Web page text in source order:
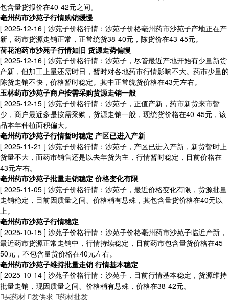
包含量货报价在40-42元之间。
亳州药市沙苑子行情购销缓慢
[ 2025-12-16 ] 沙苑子价格行情：沙苑子价格亳州药市沙苑子产地正在产
新，药市货源走销正常，正常统货38-40元，陈货价在43-45元。
荷花池药市沙苑子行情如旧 货源走势偏慢
[ 2025-12-16 ] 沙苑子价格行情：沙苑子，尽管最近产地开始有少量新货
产新，但加工上量还需时日，暂时对各地药市行情影响不大。药市少量的
陈货走销不快，价格暂时稳定。其中正常统货价格在43元左右。
玉林药市沙苑子商户按需采购货源走销一般
[ 2025-12-15 ] 沙苑子价格行情：沙苑子，正值产新，药市新货来市暂
少，商户最近多是按需采购，货源走销一般，现统货价格在40-45元，该
品本年种植面积偏大。
亳州药市沙苑子行情暂时稳定 产区已进入产新
[ 2025-11-21 ] 沙苑子价格行情：沙苑子，产区已进入产新，新货暂时上
货量不大，而药市销售还是以去年货为主，行情暂时稳定，目前价格在
43元左右。
亳州药市沙苑子批量走销稳定 价格变化有限
[ 2025-11-05 ] 沙苑子价格行情：沙苑子，最近价格变化有限，货源批量
走销稳定，目前因质量之间、价格稍有悬殊，其包含量货价格在40元以
上。
亳州药市沙苑子行情稳定
[ 2025-10-15 ] 沙苑子价格行情：沙苑子价格亳州药市沙苑子临近产新，
最近药市货源正常走销中，行情持续稳定，目前药市包含量货价格在45-
50元，不包含量货价格在40元左右。
亳州药市沙苑子维持批量走销 行情基本稳定
[ 2025-10-14 ] 沙苑子价格行情：沙苑子，目前行情基本稳定，货源维持
批量走销，现因质量之间、价格稍有悬殊，价格在38-42元。
买药材 发供求 药材批发